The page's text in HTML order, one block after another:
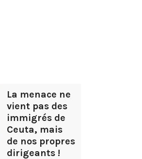
La menace ne
vient pas des
immigrés de
Ceuta, mais
de nos propres
dirigeants !